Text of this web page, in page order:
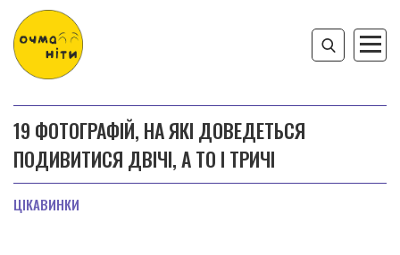
19 ФОТОГРАФІЙ, НА ЯКІ ДОВЕДЕТЬСЯ
ПОДИВИТИСЯ ДВІЧІ, А ТО І ТРИЧІ
ЦІКАВИНКИ